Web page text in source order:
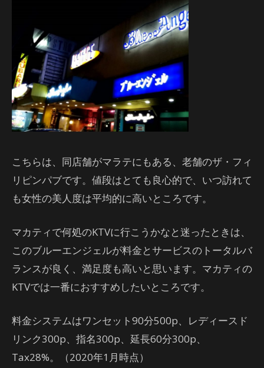
こちらは、同店舗がマラテにもある、老舗のザ・フィ
リピンパブです。値段はとても良心的で、いつ訪れて
も女性の美人度は平均的に高いところです。
マカティで何処のKTVに行こうかなと迷ったときは、
このブルーエンジェルが料金とサービスのトータルバ
ランスが良く、満足度も高いと思います。マカティの
KTVでは一番におすすめしたいところです。
料金システムはワンセット90分500p、レディースド
リンク300p、指名300p、延長60分300p、
Tax28%。（2020年1月時点）